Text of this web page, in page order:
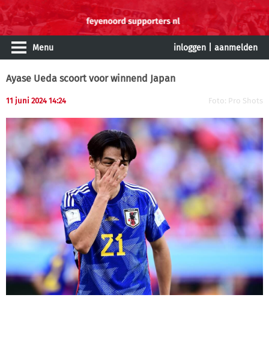
Menu inloggen aanmelden
Ayase Ueda scoort voor winnend Japan
11 juni 2024 14:24 Foto: Pro Shots